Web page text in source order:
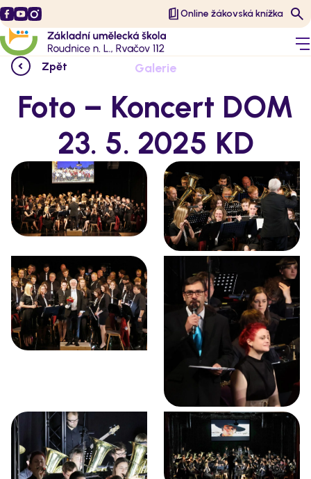
Online žákovská knížka
Zpět Galerie
Foto – Koncert DOM
23. 5. 2025 KD